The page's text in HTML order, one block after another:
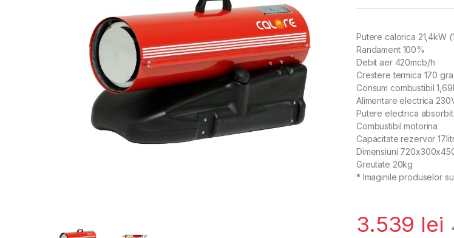
Putere calorica 21,4kW
Randament 100%
Debit aer 420mcb/h
Crestere termica 170
Consum combustibil
Alimentare electrica
Putere electrica
Combustibil motorina
Capacitate rezervor
Dimensiuni
Greutate 20kg
* Imaginile produselor
3.539 lei